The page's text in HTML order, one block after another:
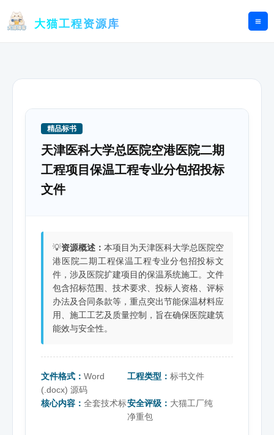
大猫工程资源库
精品标书
天津医科大学总医院空港医院二期
工程项目保温工程专业分包招投标
文件
💡资源概述： 本项目为天津医科大学总医院空
港医院二期工程保温工程专业分包招投标文
件，涉及医院扩建项目的保温系统施工。文件
包含招标范围、技术要求、投标人资格、评标
办法及合同条款等，重点突出节能保温材料应
用、施工工艺及质量控制，旨在确保医院建筑
能效与安全性。
文件格式： Word
(.docx) 源码
工程类型：标书文件
核心内容： 全套技术标安全评级： 大猫工厂纯
净重包